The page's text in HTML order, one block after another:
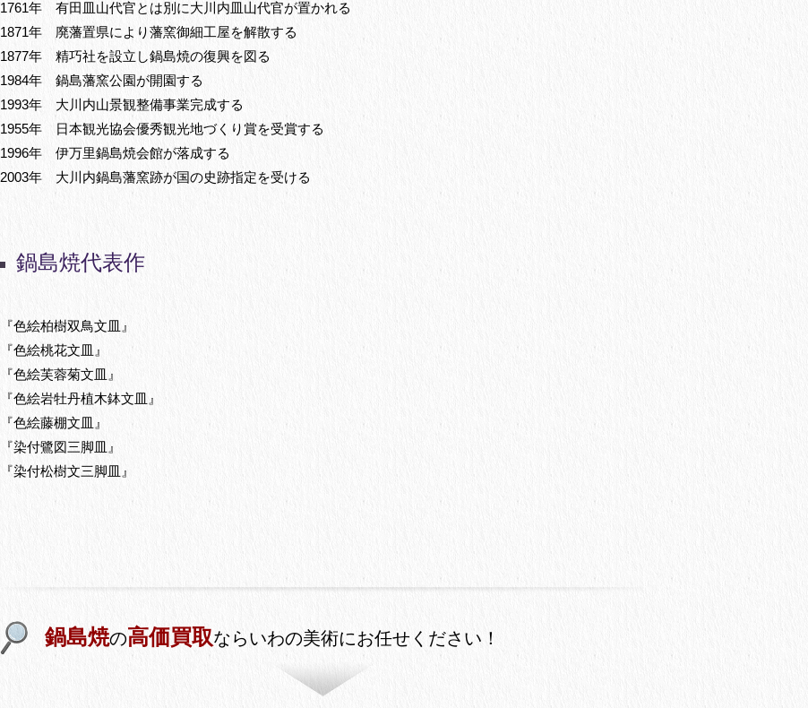
1761年 有田皿山代官とは別に大川内皿山代官が置かれる
1871年 廃藩置県により藩窯御細工屋を解散する
1877年 精巧社を設立し鍋島焼の復興を図る
1984年 鍋島藩窯公園が開園する
1993年 大川内山景観整備事業完成する
1955年 日本観光協会優秀観光地づくり賞を受賞する
1996年 伊万里鍋島焼会館が落成する
2003年 大川内鍋島藩窯跡が国の史跡指定を受ける
鍋島焼代表作
『色絵柏樹双鳥文皿』
『色絵桃花文皿』
『色絵芙蓉菊文皿』
『色絵岩牡丹植木鉢文皿』
『色絵藤棚文皿』
『染付鷺図三脚皿』
『染付松樹文三脚皿』
鍋島焼の高価買取ならいわの美術にお任せください！